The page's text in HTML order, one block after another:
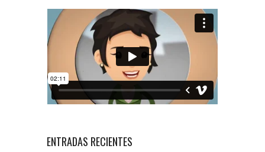
ENTRADAS RECIENTES